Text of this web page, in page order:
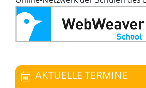
AKTUELLE TERMINE